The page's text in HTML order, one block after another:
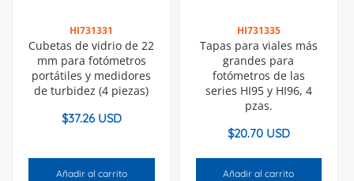
HI731331
Cubetas de vidrio de 22
mm para fotómetros
portátiles y medidores
de turbidez (4 piezas)
$37.26 USD
Añadir al carrito
HI731335
Tapas para viales más
grandes para
fotómetros de las
series HI95 y HI96, 4
pzas.
$20.70 USD
Añadir al carrito